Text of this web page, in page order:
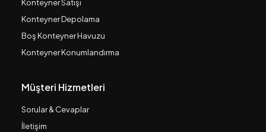
Konteyner Satışı
Konteyner Depolama
Boş Konteyner Havuzu
Konteyner Konumlandırma
Müşteri Hizmetleri
Sorular & Cevaplar
İletişim